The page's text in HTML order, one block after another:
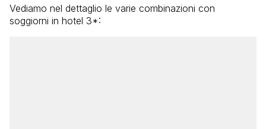
Vediamo nel dettaglio le varie combinazioni con
soggiorni in hotel 3*: